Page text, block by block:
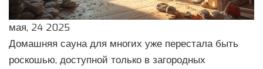
мая, 24 2025
Домашняя сауна для многих уже перестала быть
роскошью, доступной только в загородных